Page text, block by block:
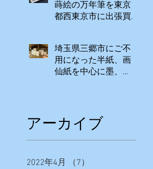
蒔絵の万年筆を東京
都西東京市に出張買
埼玉県三郷市にご不
用になった半紙、画
仙紙を中心に墨、
アーカイブ
2022年4月 （7）